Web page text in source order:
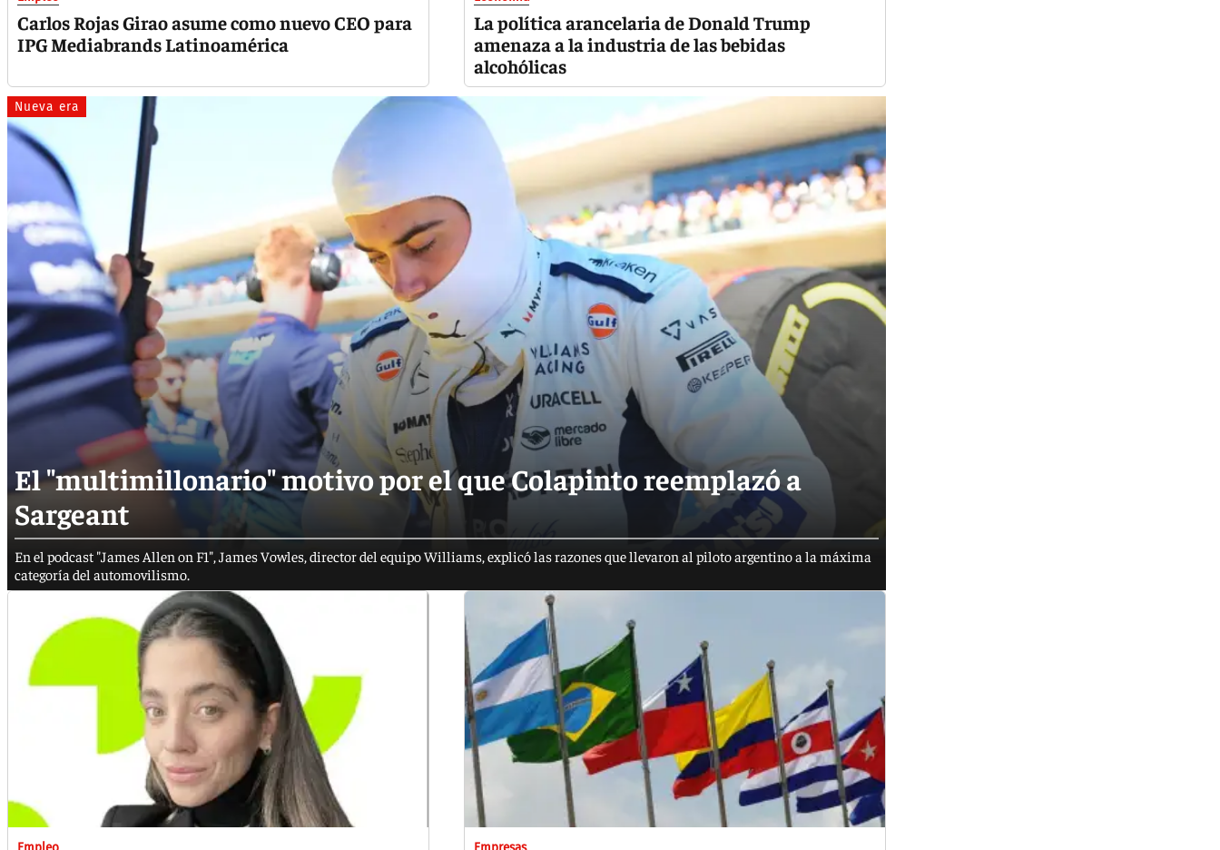
Carlos Rojas Girao asume como nuevo CEO para
IPG Mediabrands Latinoamérica
La política arancelaria de Donald Trump
amenaza a la industria de las bebidas
alcohólicas
Nueva era
El "multimillonario" motivo por el que Colapinto reemplazó a
Sargeant
En el podcast "James Allen on F1", James Vowles, director del equipo Williams, explicó las razones que llevaron al piloto argentino a la máxima
categoría del automovilismo.